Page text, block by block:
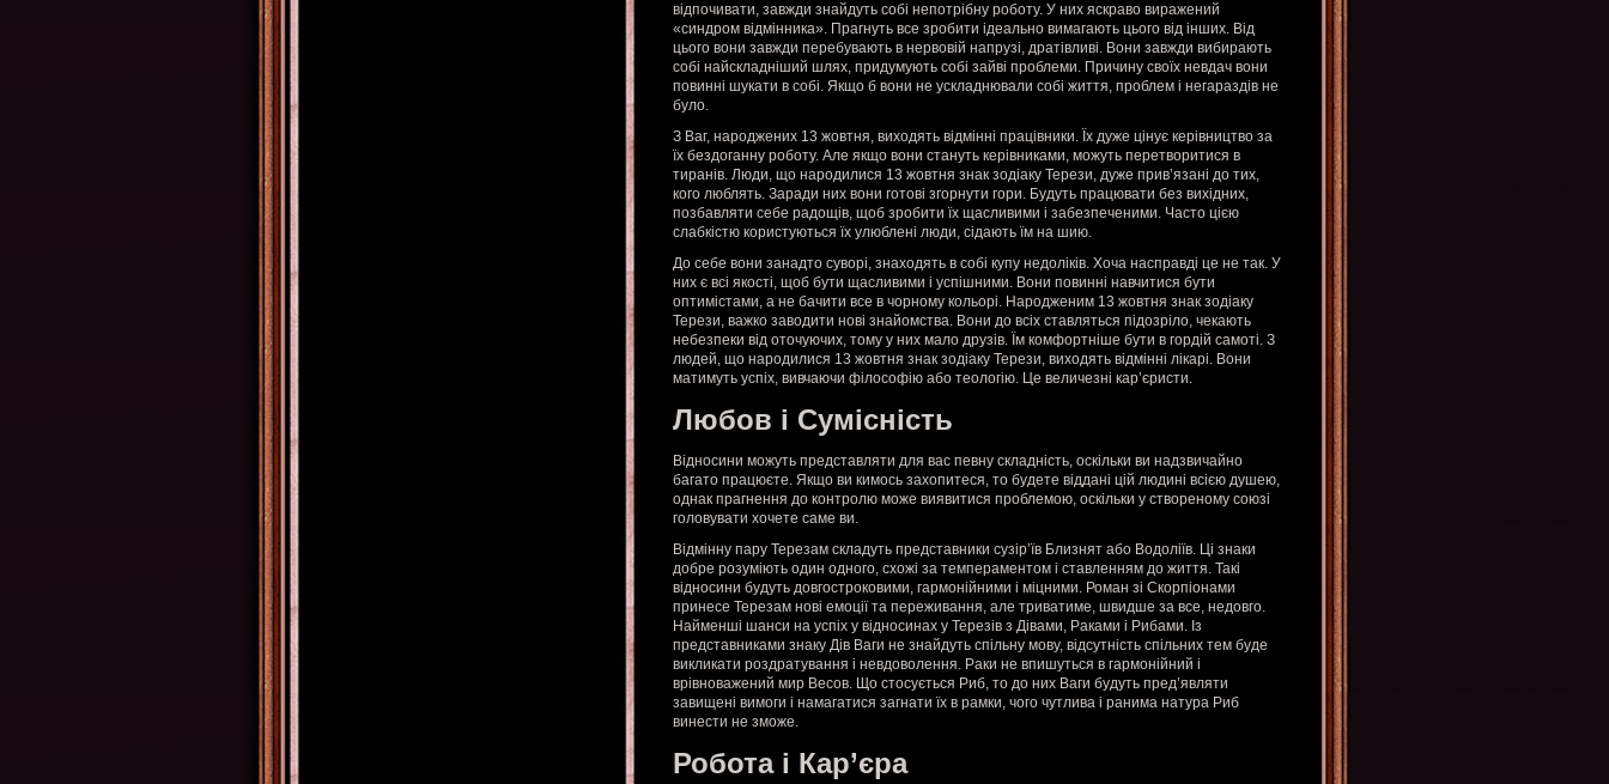
відпочивати, завжди знайдуть собі непотрібну роботу. У них яскраво виражений
«синдром відмінника». Прагнуть все зробити ідеально вимагають цього від інших. Від
цього вони завжди перебувають в нервовій напрузі, дратівливі. Вони завжди вибирають
собі найскладніший шлях, придумують собі зайві проблеми. Причину своїх невдач вони
повинні шукати в собі. Якщо б вони не ускладнювали собі життя, проблем і негараздів не
було.
З Ваг, народжених 13 жовтня, виходять відмінні працівники. Їх дуже цінує керівництво за
їх бездоганну роботу. Але якщо вони стануть керівниками, можуть перетворитися в
тиранів. Люди, що народилися 13 жовтня знак зодіаку Терези, дуже прив’язані до тих,
кого люблять. Заради них вони готові згорнути гори. Будуть працювати без вихідних,
позбавляти себе радощів, щоб зробити їх щасливими і забезпеченими. Часто цією
слабкістю користуються їх улюблені люди, сідають їм на шию.
До себе вони занадто суворі, знаходять в собі купу недоліків. Хоча насправді це не так. У
них є всі якості, щоб бути щасливими і успішними. Вони повинні навчитися бути
оптимістами, а не бачити все в чорному кольорі. Народженим 13 жовтня знак зодіаку
Терези, важко заводити нові знайомства. Вони до всіх ставляться підозріло, чекають
небезпеки від оточуючих, тому у них мало друзів. Їм комфортніше бути в гордій самоті. З
людей, що народилися 13 жовтня знак зодіаку Терези, виходять відмінні лікарі. Вони
матимуть успіх, вивчаючи філософію або теологію. Це величезні кар’єристи.
Любов і Сумісність
Відносини можуть представляти для вас певну складність, оскільки ви надзвичайно
багато працюєте. Якщо ви кимось захопитеся, то будете віддані цій людині всією душею,
однак прагнення до контролю може виявитися проблемою, оскільки у створеному союзі
головувати хочете саме ви.
Відмінну пару Терезам складуть представники сузір’їв Близнят або Водоліїв. Ці знаки
добре розуміють один одного, схожі за темпераментом і ставленням до життя. Такі
відносини будуть довгостроковими, гармонійними і міцними. Роман зі Скорпіонами
принесе Терезам нові емоції та переживання, але триватиме, швидше за все, недовго.
Найменші шанси на успіх у відносинах у Терезів з Дівами, Раками і Рибами. Із
представниками знаку Дів Ваги не знайдуть спільну мову, відсутність спільних тем буде
викликати роздратування і невдоволення. Раки не впишуться в гармонійний і
врівноважений мир Весов. Що стосується Риб, то до них Ваги будуть пред’являти
завищені вимоги і намагатися загнати їх в рамки, чого чутлива і ранима натура Риб
винести не зможе.
Робота і Кар’єра